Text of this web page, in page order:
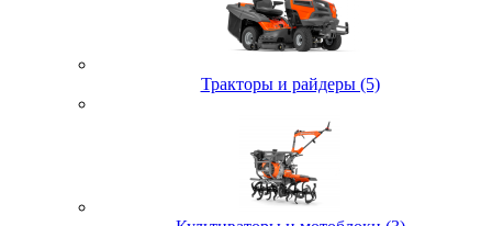
Тракторы и райдеры (5)